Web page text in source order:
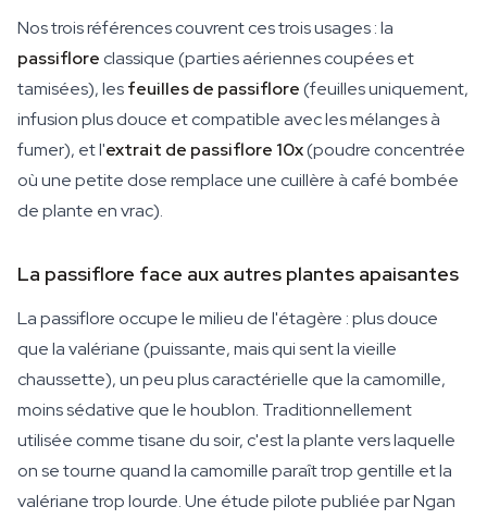
Nos trois références couvrent ces trois usages : la
passiflore classique (parties aériennes coupées et
tamisées), lesfeuilles de passiflore(feuilles uniquement,
infusion plus douce et compatible avec les mélanges à
fumer), et l'extrait de passiflore 10x(poudre concentrée
où une petite dose remplace une cuillère à café bombée
de plante en vrac).
La passiflore face aux autres plantes apaisantes
La passiflore occupe le milieu de l'étagère : plus douce
que la valériane (puissante, mais qui sent la vieille
chaussette), un peu plus caractérielle que la camomille,
moins sédative que le houblon. Traditionnellement
utilisée comme tisane du soir, c'est la plante vers laquelle
on se tourne quand la camomille paraît trop gentille et la
valériane trop lourde. Une étude pilote publiée par Ngan